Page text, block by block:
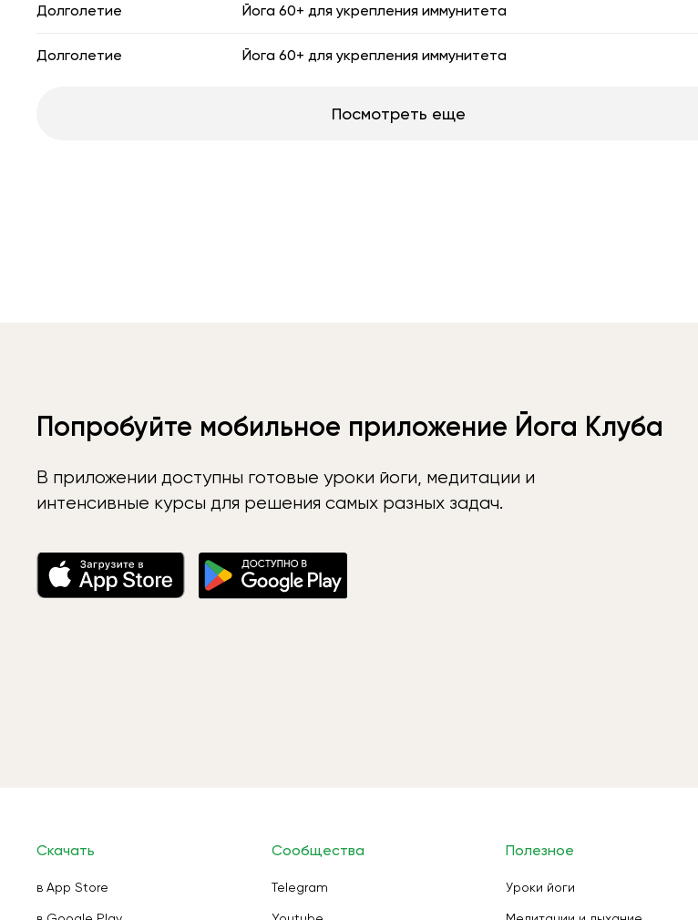
Долголетие Йога 60+ для укрепления иммунитета
Долголетие Йога 60+ для укрепления иммунитета
Посмотреть еще
Попробуйте мобильное приложение Йога Клуба
В приложении доступны готовые уроки йоги, медитации и
интенсивные курсы для решения самых разных задач.
Скачать
в App Store
Сообщества
Telegram
Полезное
Уроки йоги